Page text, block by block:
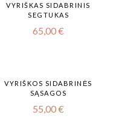
VYRIŠKAS SIDABRINIS
SEGTUKAS
65,00€
VYRIŠKOS SIDABRINĖS
SĄSAGOS
55,00€